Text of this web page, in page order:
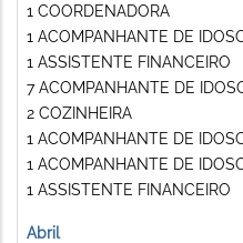
1 COORDENADORA
1 ACOMPANHANTE DE
1 ASSISTENTE FINANCEIRO
7 ACOMPANHANTE DE
2 COZINHEIRA
1 ACOMPANHANTE DE
1 ACOMPANHANTE DE
1 ASSISTENTE FINANCEIRO
Abril